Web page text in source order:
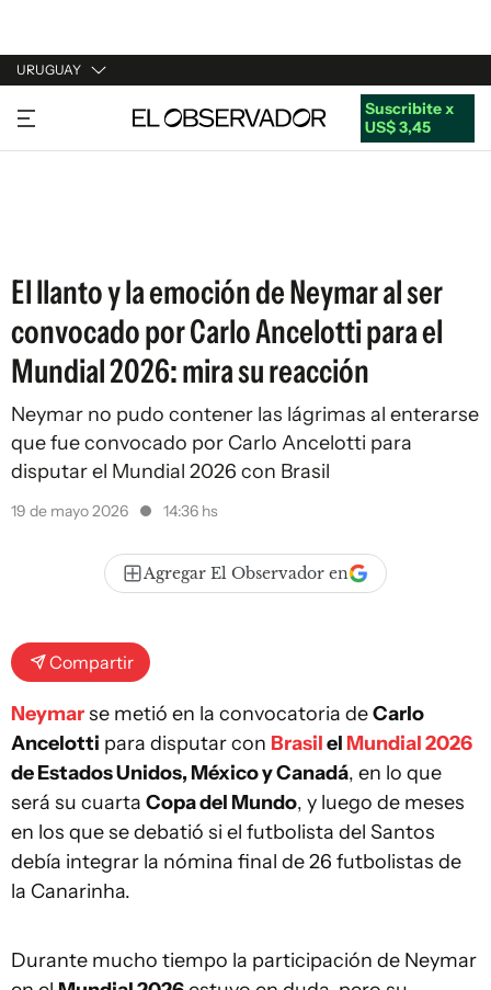
URUGUAY
URUGUAY
ARGENTINA
Suscribite x
US$ 3,45
El llanto y la emoción de Neymar al ser
convocado por Carlo Ancelotti para el
Mundial 2026: mira su reacción
Neymar no pudo contener las lágrimas al enterarse
que fue convocado por Carlo Ancelotti para
disputar el Mundial 2026 con Brasil
19 de mayo 2026 14:36 hs
Agregar El Observador en
Compartir
Neymarse metió en la convocatoria deCarlo
Ancelotti para disputar con Brasilel Mundial 2026
de Estados Unidos, México y Canadá, en lo que
será su cuarta Copa del Mundo, y luego de meses
en los que se debatió si el futbolista del Santos
debía integrar la nómina final de 26 futbolistas de
la Canarinha.
Durante mucho tiempo la participación de Neymar